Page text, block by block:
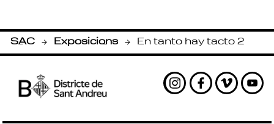
SAC
- Exposicions
- En tanto hay tacto 2
Instagram
Facebook
Vimeo